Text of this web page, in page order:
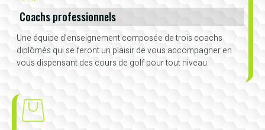
Coachs professionnels
Une équipe d’enseignement composée de trois coachs
diplômés qui se feront un plaisir de vous accompagner en
vous dispensant des cours de golf pour tout niveau.